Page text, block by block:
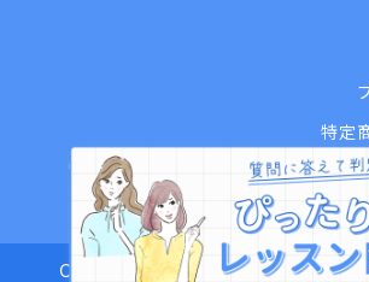
特定
ヘルプセ
Copyright© - PiaDOOR - All